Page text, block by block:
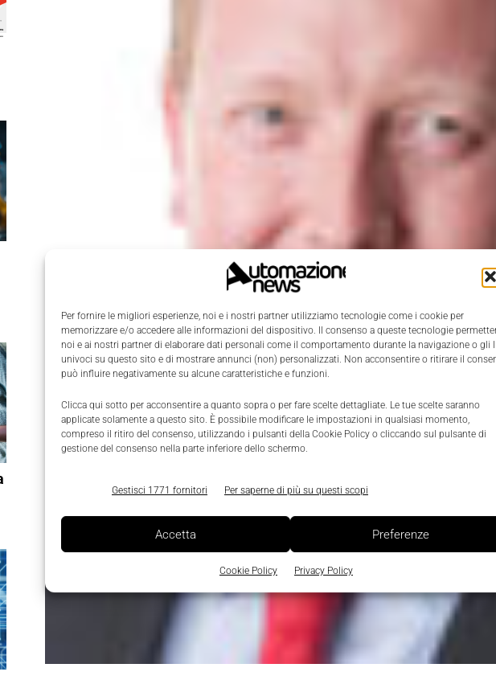
Per fornire le migliori esperienze, noi e i nostri partner utilizziamo tecnologie come i cookie per
memorizzare e/o accedere alle informazioni del dispositivo. Il consenso a queste tecnologie
noi e ai nostri partner di elaborare dati personali come il comportamento durante la navigazione o gli
univoci su questo sito e di mostrare annunci (non) personalizzati. Non acconsentire o ritirare il
può influire negativamente su alcune caratteristiche e funzioni.
Clicca qui sotto per acconsentire a quanto sopra o per fare scelte dettagliate. Le tue scelte saranno
applicate solamente a questo sito. È possibile modificare le impostazioni in qualsiasi momento,
compreso il ritiro del consenso, utilizzando i pulsanti della Cookie Policy o cliccando sul pulsante di
gestione del consenso nella parte inferiore dello schermo.
Gestisci 1771 fornitori Per saperne di più su questi scopi
Accetta Preferenze
Cookie Policy Privacy Policy